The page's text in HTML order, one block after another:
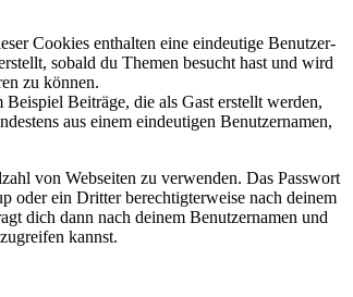
Cookies enthalten eine eindeutige Benutzer-
sobald du Themen besucht hast und wird
zu können.
Beiträge, die als Gast erstellt werden,
aus einem eindeutigen Benutzernamen,
von Webseiten zu verwenden. Das Passwort
oder ein Dritter berechtigterweise nach deinem
dich dann nach deinem Benutzernamen und
kannst.